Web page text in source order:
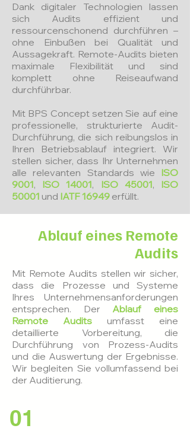
Dank digitaler Technologien lassen
sich Audits effizient und
ressourcenschonend durchführen –
ohne Einbußen bei Qualität und
Aussagekraft. Remote-Audits bieten
maximale Flexibilität und sind
komplett ohne Reiseaufwand
durchführbar.
Mit BPS Concept setzen Sie auf eine
professionelle, strukturierte Audit-
Durchführung, die sich reibungslos in
Ihren Betriebsablauf integriert. Wir
stellen sicher, dass Ihr Unternehmen
alle relevanten Standards wie ISO
9001, ISO 14001, ISO 45001, ISO
50001 und IATF 16949 erfüllt.
Ablauf eines Remote
Audits
Mit Remote Audits stellen wir sicher,
dass die Prozesse und Systeme
Ihres Unternehmensanforderungen
entsprechen. Der Ablauf eines
Remote Audits umfasst eine
detaillierte Vorbereitung, die
Durchführung von Prozess-Audits
und die Auswertung der Ergebnisse.
Wir begleiten Sie vollumfassend bei
der Auditierung.
01